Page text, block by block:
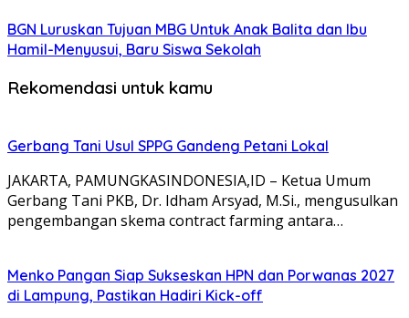
BGN Luruskan Tujuan MBG Untuk Anak Balita dan Ibu
Hamil-Menyusui, Baru Siswa Sekolah
Rekomendasi untuk kamu
Gerbang Tani Usul SPPG Gandeng Petani Lokal
JAKARTA, PAMUNGKASINDONESIA,ID – Ketua Umum
Gerbang Tani PKB, Dr. Idham Arsyad, M.Si., mengusulkan
pengembangan skema contract farming antara…
Menko Pangan Siap Sukseskan HPN dan Porwanas 2027
di Lampung, Pastikan Hadiri Kick-off